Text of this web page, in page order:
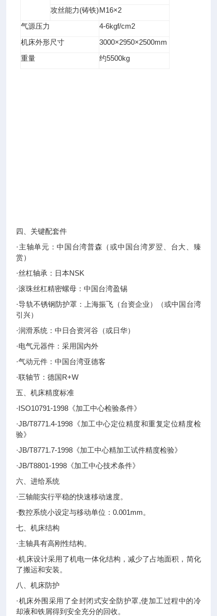
攻丝能力(铸铁)M16×2
气源压力 4-6kgf/cm2
机床外形尺寸 3000×2950×2500mm
重量 约5500kg
四、关键配套件
·主轴单元：中国台湾普森（或中国台湾罗翌、台大、臻
赏）
·丝杠轴承：日本NSK
·滚珠丝杠精密螺母：中国台湾盈锡
·导轨不锈钢防护罩：上海振飞（台资企业）（或中国台湾
引兴）
·润滑系统：中日合资河谷（或日华）
·电气元器件：采用国内外
·气动元件：中国台湾亚德客
·联轴节：德国 R+W
五、机床精度标准
·ISO10791-1998 《加工中心检验条件》
·JB/T8771.4-1998 《加工中心定位精度和重复定位精度检
验》
·JB/T8771.7-1998 《加工中心精加工试件精度检验》
·JB/T8801-1998 《加工中心技术条件》
六、进给系统
·三轴能实行平稳的快速移动速度。
·数控系统小设定与移动单位：0.001mm。
七、机床结构
·主轴具有高刚性结构。
·机床设计采用了机电一体化结构，减少了占地面积，简化
了搬运和安装。
八、机床防护
·机床外围采用了全封闭式安全防护罩,使加工过程中的冷
却液和铁屑得到安全充分的回收。